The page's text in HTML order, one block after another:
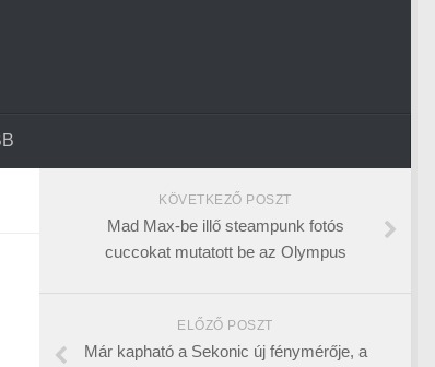
KÖVETKEZŐ POSZT
Mad Max-be illő steampunk fotós
cuccokat mutatott be az Olympus
ELŐZŐ POSZT
Már kapható a Sekonic új fénymérője, a